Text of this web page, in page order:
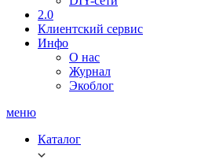
2.0
Клиентский сервис
Инфо
О нас
Журнал
Экоблог
меню
Каталог